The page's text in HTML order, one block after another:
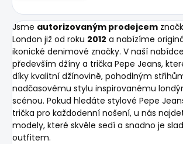
Jsme autorizovaným prodejcem
London již od roku 2012 a nabízíme
ikonické denimové značky. V naší
především džíny a trička Pepe Jeans,
díky kvalitní džínovině, pohodlným
nadčasovému stylu inspirovanému
scénou. Pokud hledáte stylové Pepe
trička pro každodenní nošení, u nás
modely, které skvěle sedí a snadno je
outfitem.